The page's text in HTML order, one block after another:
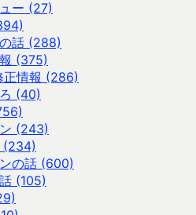
ー (27)
話 (288)
(375)
正情報 (286)
(40)
(243)
(234)
の話 (600)
(105)